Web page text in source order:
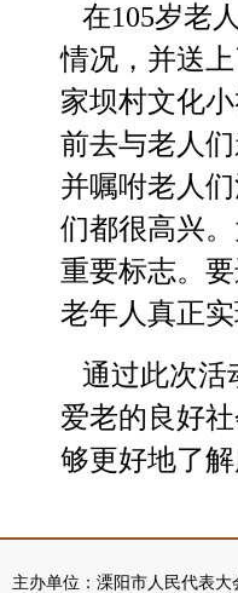
在105岁老
情况，并送
家坝村文化
前去与老人
并嘱咐老人
们都很高兴
重要标志。
老年人真正实
通过此次活
爱老的良好
够更好地了
主办单位：溧阳市人民代表大